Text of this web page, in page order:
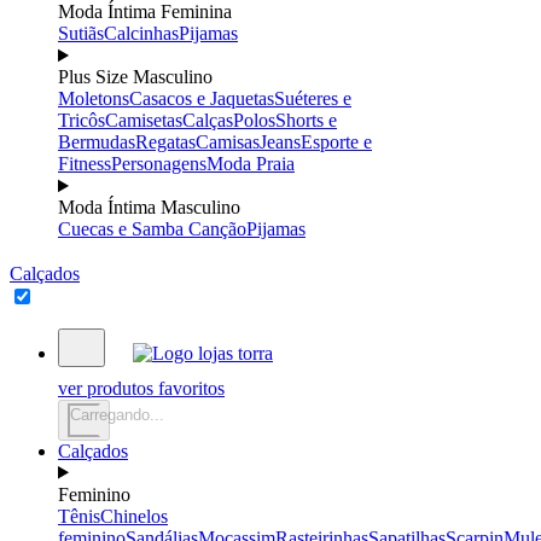
Moda Íntima Feminina
SutiãsCalcinhasPijamas
Plus Size Masculino
MoletonsCasacos e JaquetasSuéteres e
TricôsCamisetasCalçasPolosShorts e
BermudasRegatasCamisasJeansEsporte e
FitnessPersonagensModa Praia
Moda Íntima Masculino
Cuecas e Samba CançãoPijamas
Calçados
ver produtos favoritos
Carregando...
Calçados
Feminino
TênisChinelos